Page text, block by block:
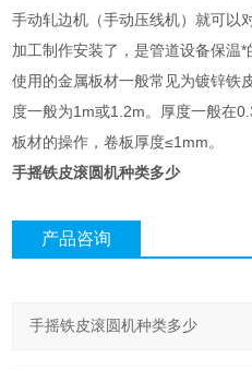
手动轧边机（手动压线机）就可以
加工制作安装了，是管道设备保温
使用的金属板材一般常见为镀锌铁
度一般为1m或1.2m。厚度一般在
板材的操作，卷板厚度≤1mm。
手摇铁皮滚圆机种类多少
产品咨询